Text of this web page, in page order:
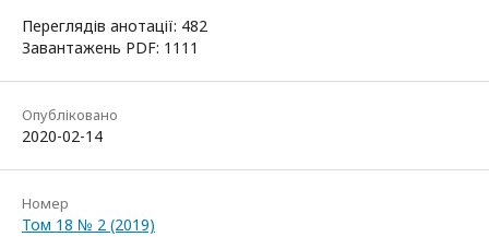
Переглядів анотації: 482
Завантажень PDF: 1111
Опубліковано
2020-02-14
Номер
Том 18 № 2 (2019)